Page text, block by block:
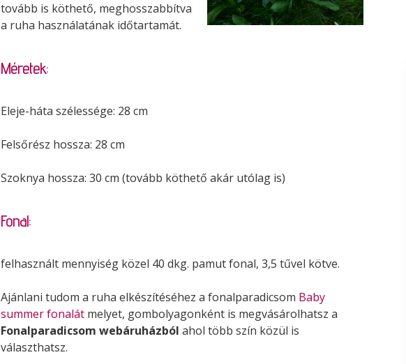
tovább is köthető, meghosszabbítva
a ruha használatának időtartamát.
Méretek:
Eleje-háta szélessége: 28 cm
Felsőrész hossza: 28 cm
Szoknya hossza: 30 cm (tovább köthető akár utólag is)
Fonal:
felhasznált mennyiség közel 40 dkg. pamut fonal, 3,5 tűvel kötve.
Ajánlani tudom a ruha elkészítéséhez a fonalparadicsom Baby
summer fonalát melyet, gombolyagonként is megvásárolhatsz a
Fonalparadicsom webáruházból ahol több szín közül is
választhatsz.